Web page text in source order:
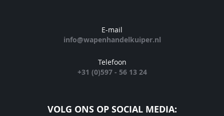
E-mail
info@wapenhandelkuiper.nl
Telefoon
+31 (0)597 - 56 13 24
VOLG ONS OP SOCIAL MEDIA: